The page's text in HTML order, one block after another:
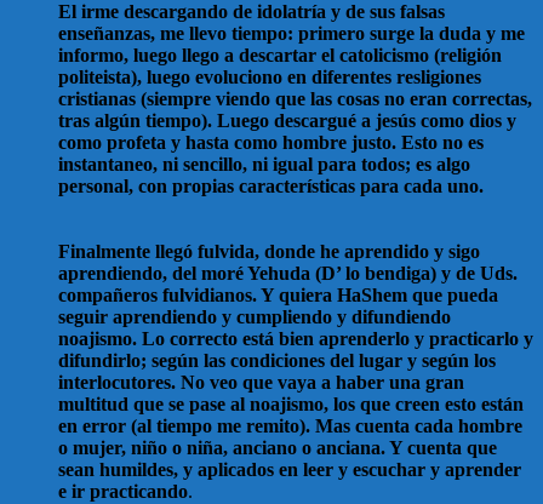
El irme descargando de idolatría y de sus falsas
enseñanzas, me llevo tiempo: primero surge la duda y me
informo, luego llego a descartar el catolicismo (religión
politeista), luego evoluciono en diferentes resligiones
cristianas (siempre viendo que las cosas no eran correctas,
tras algún tiempo). Luego descargué a jesús como dios y
como profeta y hasta como hombre justo. Esto no es
instantaneo, ni sencillo, ni igual para todos; es algo
personal, con propias características para cada uno.
Finalmente llegó fulvida, donde he aprendido y sigo
aprendiendo, del moré Yehuda (D’ lo bendiga) y de Uds.
compañeros fulvidianos. Y quiera HaShem que pueda
seguir aprendiendo y cumpliendo y difundiendo
noajismo. Lo correcto está bien aprenderlo y practicarlo y
difundirlo; según las condiciones del lugar y según los
interlocutores. No veo que vaya a haber una gran
multitud que se pase al noajismo, los que creen esto están
en error (al tiempo me remito). Mas cuenta cada hombre
o mujer, niño o niña, anciano o anciana. Y cuenta que
sean humildes, y aplicados en leer y escuchar y aprender
e ir practicando.